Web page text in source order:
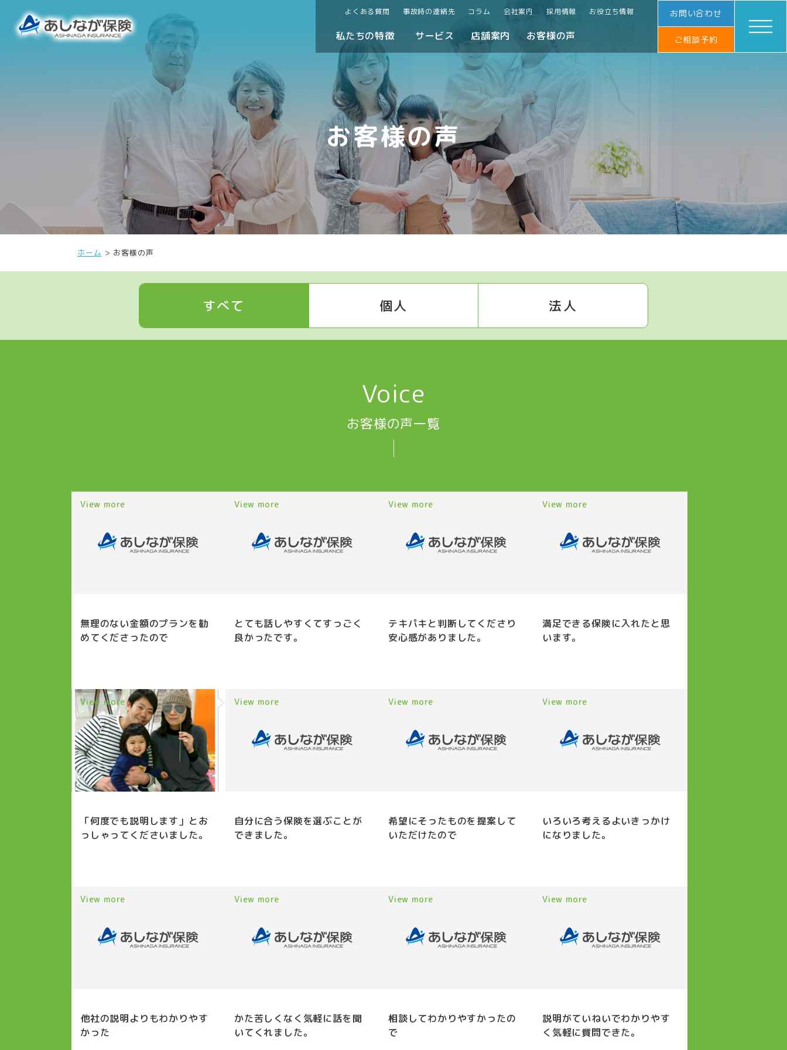
よくある質問 事故時の連絡先 コラム 会社案内 採用情報 お役立ち情報
私たちの特徴 サービス 店舗案内 お客様の声
お問い合わせ
ご相談予約
お客様の声
ホーム お客様の声
すべて 個人 法人
Voice
お客様の声一覧
無理のない金額のプランを勧
めてくださったので
View more
とても話しやすくてすっごく
良かったです。
View more
テキパキと判断してくださり
安心感がありました。
View more
満足できる保険に入れたと思
います。
View more
「何度でも説明します」とお
っしゃってくださいました。
View more
自分に合う保険を選ぶことが
できました。
View more
希望にそったものを提案して
いただけたので
View more
いろいろ考えるよいきっかけ
になりました。
View more
他社の説明よりもわかりやす
かった
View more
かた苦しくなく気軽に話を聞
いてくれました。
View more
相談してわかりやすかったの
で
View more
説明がていねいでわかりやす
く気軽に質問できた。
View more